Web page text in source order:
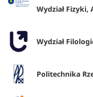
Wydział Fizyki,
Wydział
Politechnika